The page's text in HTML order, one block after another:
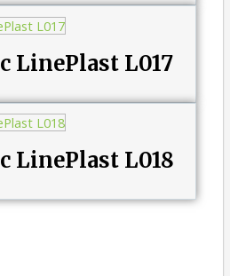
LinePlast L017
LinePlast L018